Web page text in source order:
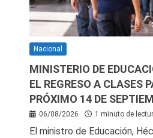
Nacional
MINISTERIO DE
EL REGRESO A CLASES
PRÓXIMO 14 DE
06/08/2026 1 minuto de
El ministro de Educación,